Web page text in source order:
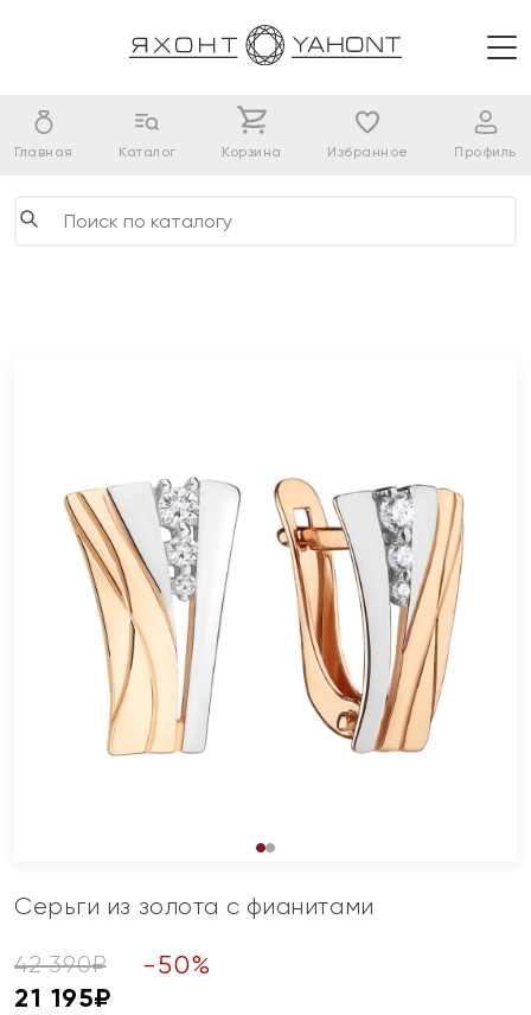
Главная Каталог Корзина Избранное Профиль
Серьги из золота с фианитами
42 390₽ -50%
21 195₽